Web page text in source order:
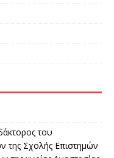
του
της Σχολής Επιστημών